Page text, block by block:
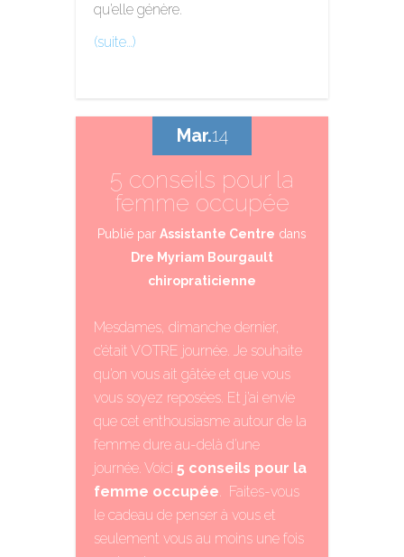
qu’elle génère.
(suite…)
5 conseils pour la
femme occupée
Publié par Assistante Centre dans
Dre Myriam Bourgault
chiropraticienne
Mesdames, dimanche dernier,
c’était VOTRE journée. Je souhaite
qu’on vous ait gâtée et que vous
vous soyez reposées. Et j’ai envie
que cet enthousiasme autour de la
femme dure au-delà d’une
journée. Voici 5 conseils pour la
femme occupée. Faites-vous
le cadeau de penser à vous et
seulement vous au moins une fois
Mar.14